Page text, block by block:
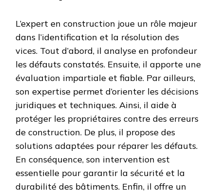
L’expert en construction joue un rôle majeur
dans l’identification et la résolution des
vices. Tout d’abord, il analyse en profondeur
les défauts constatés. Ensuite, il apporte une
évaluation impartiale et fiable. Par ailleurs,
son expertise permet d’orienter les décisions
juridiques et techniques. Ainsi, il aide à
protéger les propriétaires contre des erreurs
de construction. De plus, il propose des
solutions adaptées pour réparer les défauts.
En conséquence, son intervention est
essentielle pour garantir la sécurité et la
durabilité des bâtiments. Enfin, il offre un